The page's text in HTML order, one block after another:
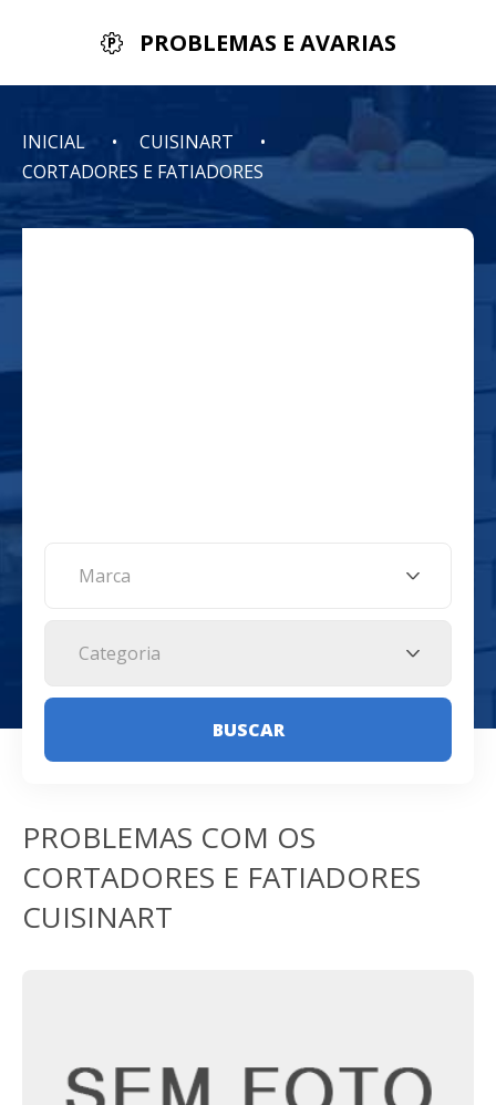
PROBLEMAS E AVARIAS
INICIAL
CUISINART
CORTADORES E FATIADORES
Marca
Categoria
BUSCAR
PROBLEMAS COM OS
CORTADORES E FATIADORES
CUISINART